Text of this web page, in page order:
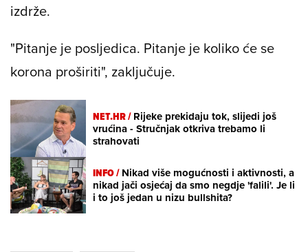
izdrže.
"Pitanje je posljedica. Pitanje je koliko će se
korona proširiti", zaključuje.
NET.HR /Rijeke prekidaju tok, slijedi još
vrućina - Stručnjak otkriva trebamo li
strahovati
INFO /Nikad više mogućnosti i aktivnosti, a
nikad jači osjećaj da smo negdje 'falili'. Je li
i to još jedan u nizu bullshita?